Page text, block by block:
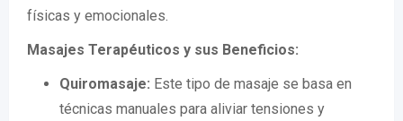
físicas y emocionales.
Masajes Terapéuticos y sus Beneficios:
Quiromasaje: Este tipo de masaje se basa en
técnicas manuales para aliviar tensiones y